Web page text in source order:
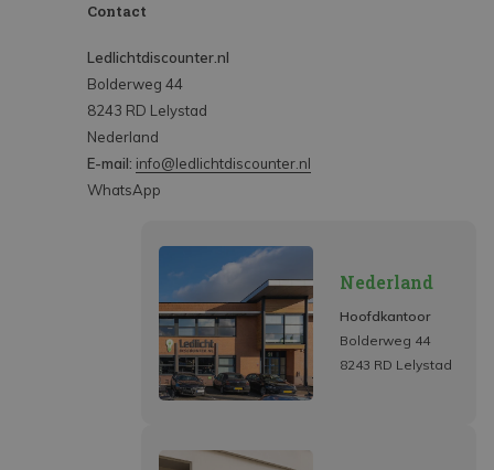
Contact
Ledlichtdiscounter.nl
Bolderweg 44
8243 RD Lelystad
Nederland
E-mail: info@ledlichtdiscounter.nl
WhatsApp
Nederland
Hoofdkantoor
Bolderweg 44
8243 RD Lelystad